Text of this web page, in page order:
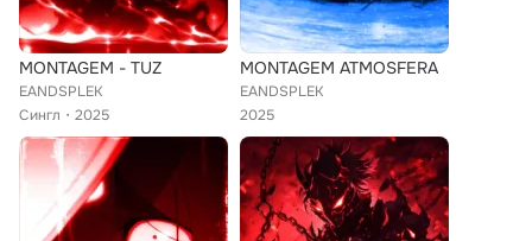
MONTAGEM - TUZ
EANDSPLEK
Сингл
2025
MONTAGEM ATMOSFERA
EANDSPLEK
2025